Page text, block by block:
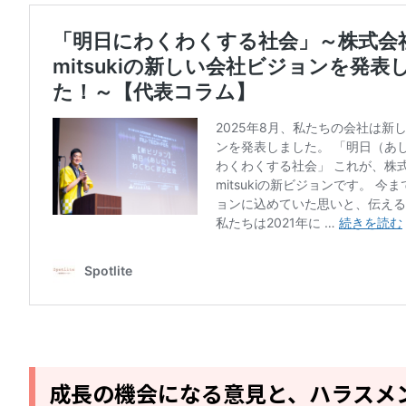
成長の機会になる意見と、ハラスメ